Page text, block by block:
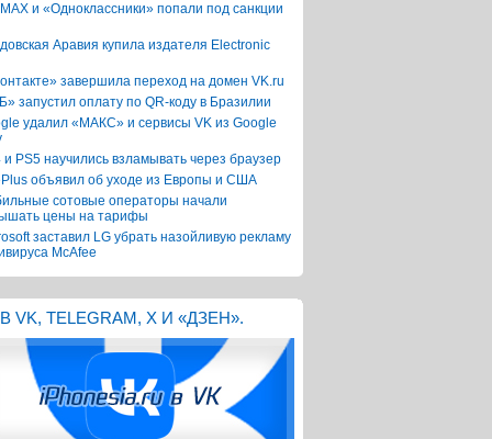
и «Одноклассники» попали под санкции
Аравия купила издателя Electronic
завершила переход на домен VK.ru
запустил оплату по QR-коду в Бразилии
удалил «МАКС» и сервисы VK из Google
и PS5 научились взламывать через браузер
объявил об уходе из Европы и США
сотовые операторы начали
цены на тарифы
заставил LG убрать назойливую рекламу
McAfee
VK, TELEGRAM, X И «ДЗЕН».